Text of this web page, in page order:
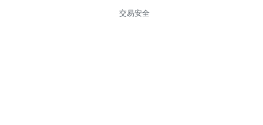
交易安全